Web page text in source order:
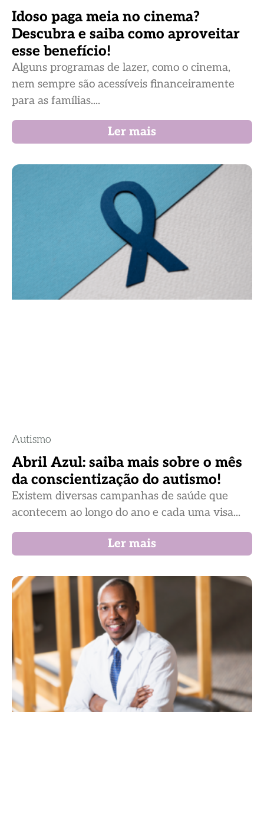
Idoso paga meia no cinema?
Descubra e saiba como aproveitar
esse benefício!
Alguns programas de lazer, como o cinema,
nem sempre são acessíveis financeiramente
para as famílias....
Ler mais
Autismo
Abril Azul: saiba mais sobre o mês
da conscientização do autismo!
Existem diversas campanhas de saúde que
acontecem ao longo do ano e cada uma visa...
Ler mais